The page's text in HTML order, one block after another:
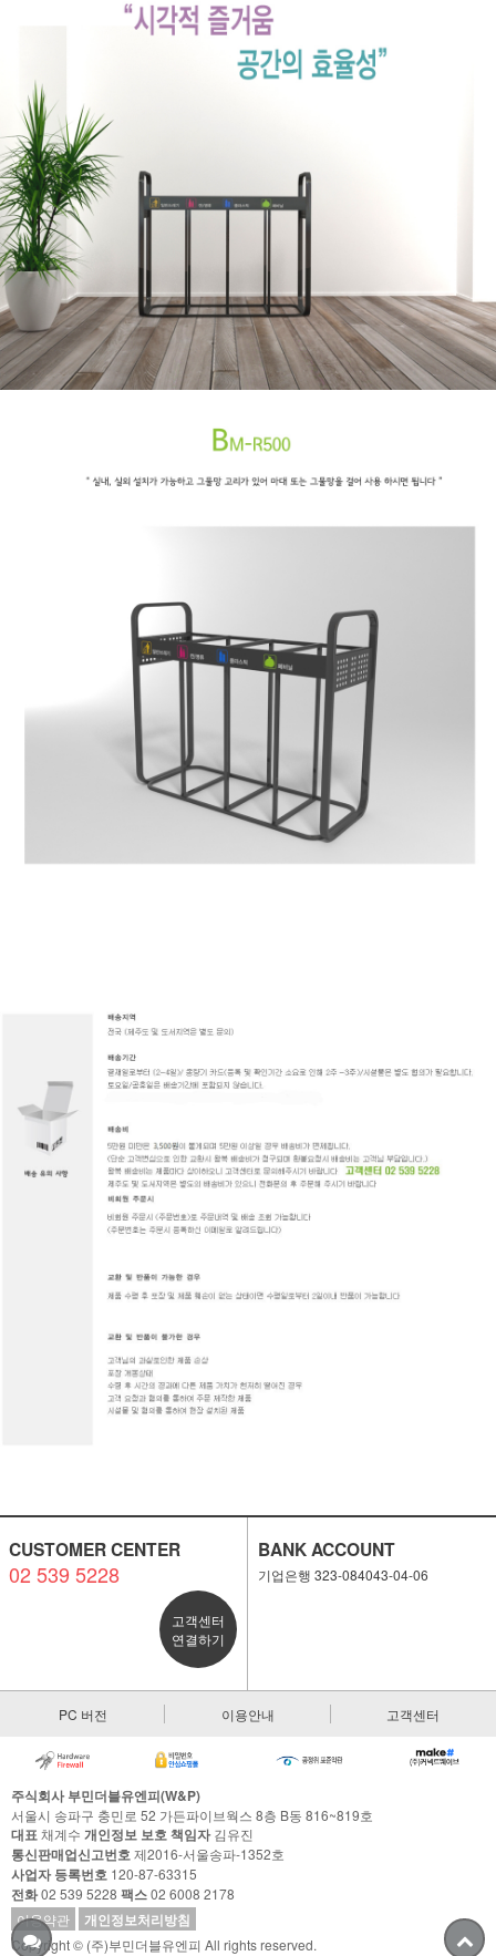
CUSTOMER CENTER
02 539 5228
고객센터
연결하기
BANK ACCOUNT
기업은행 323-084043-04-06
PC 버전 이용안내 고객센터
주식회사 부민더블유엔피(W&P)
서울시 송파구 충민로 52 가든파이브웍스 8층 B동 816~819호
대표채계수 개인정보 보호 책임자김유진
통신판매업신고번호제2016-서울송파-1352호
사업자 등록번호 120-87-63315
전화02 539 5228 팩스02 6008 2178
이용약관
개인정보처리방침
Copyright © (주)부민더블유엔피 All rights reserved.